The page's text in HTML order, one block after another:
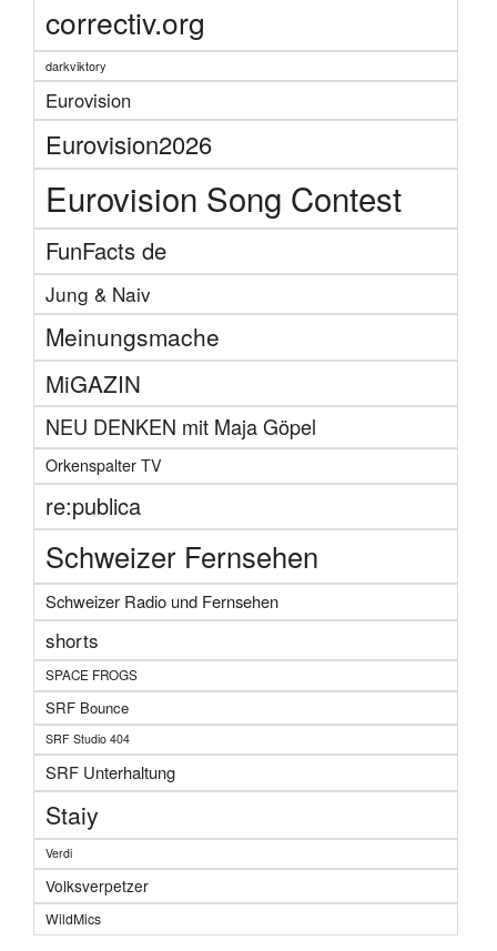
correctiv.org
darkviktory
Eurovision
Eurovision2026
Eurovision Song Contest
FunFacts de
Jung & Naiv
Meinungsmache
MiGAZIN
NEU DENKEN mit Maja Göpel
Orkenspalter TV
re:publica
Schweizer Fernsehen
Schweizer Radio und Fernsehen
shorts
SPACE FROGS
SRF Bounce
SRF Studio 404
SRF Unterhaltung
Staiy
Verdi
Volksverpetzer
WildMics